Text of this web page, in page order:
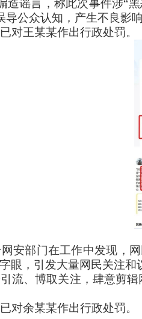
造谣言，称此次事件涉“
公众认知，产生不良影响
对王某某作出行政处罚。
安部门在工作中发现，
眼，引发大量网民关注和
流、博取关注，肆意剪
对余某某作出行政处罚。